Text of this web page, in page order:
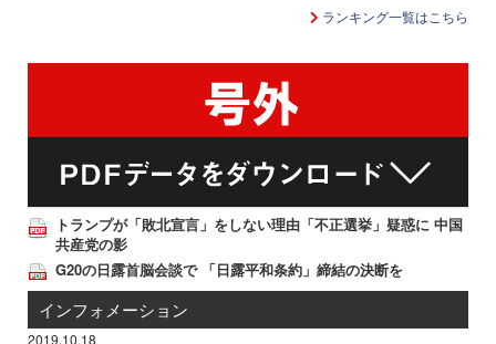
ランキング一覧はこちら
トランプが「敗北宣言」をしない理由「不正選挙」疑惑に 中国
共産党の影
G20の日露首脳会談で 「日露平和条約」締結の決断を
インフォメーション
2019.10.18